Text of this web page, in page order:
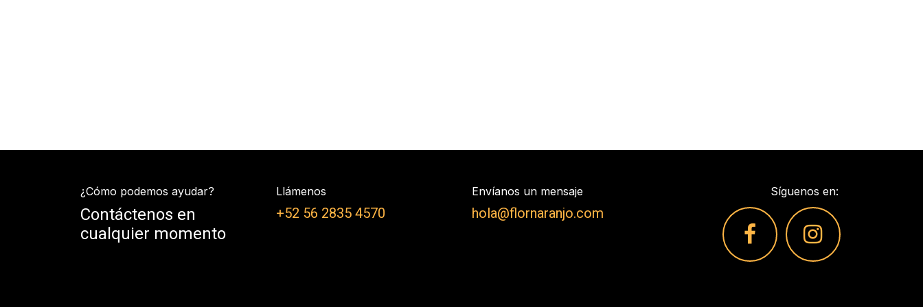
¿Cómo podemos ayudar?
Contáctenos en
cualquier momento
Llámenos
+52 56 2835 4570
Envíanos un mensaje
hola@flornaranjo.com
Síguenos en: